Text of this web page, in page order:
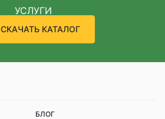
УСЛУГИ
СКАЧАТЬ КАТАЛОГ
БЛОГ